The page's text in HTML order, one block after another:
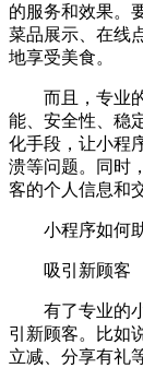
的服务和效果。
菜品展示、在线
地享受美食。
而且，专业
能、安全性、稳
化手段，让小程
溃等问题。同时
客的个人信息和
小程序如何
吸引新顾客
有了专业的
引新顾客。比如
立减、分享有礼